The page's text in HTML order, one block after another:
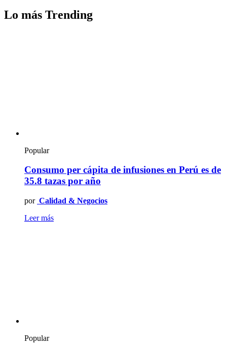
Lo más Trending
Popular
Consumo per cápita de infusiones en Perú es de
35.8 tazas por año
por Calidad & Negocios
Leer más
Popular